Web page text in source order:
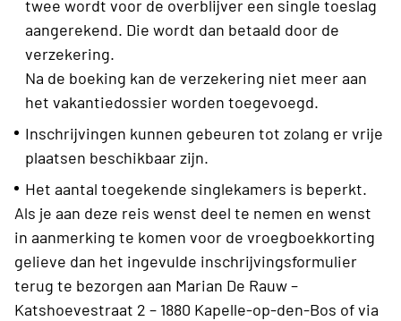
twee wordt voor de overblijver een single toeslag
aangerekend. Die wordt dan betaald door de
verzekering.
Na de boeking kan de verzekering niet meer aan
het vakantiedossier worden toegevoegd.
Inschrijvingen kunnen gebeuren tot zolang er vrije
plaatsen beschikbaar zijn.
Het aantal toegekende singlekamers is beperkt.
Als je aan deze reis wenst deel te nemen en wenst
in aanmerking te komen voor de vroegboekkorting
gelieve dan het ingevulde inschrijvingsformulier
terug te bezorgen aan Marian De Rauw –
Katshoevestraat 2 – 1880 Kapelle-op-den-Bos of via